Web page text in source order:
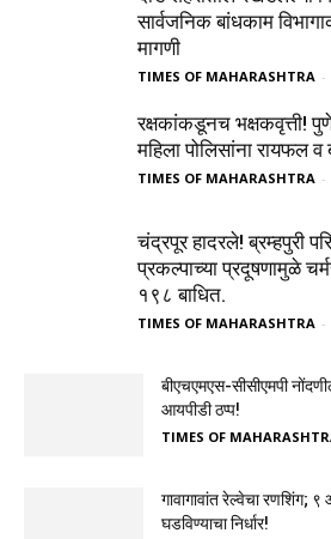
सार्वजनिक बांधकाम
मागणी
TIMES OF MAHARASHTRA -
रक्षकांकडूनच भक्षकवृत्ती!
महिला पोलिसांना रायफल
TIMES OF MAHARASHTRA -
चंद्रपूर हादरले! ब्रम्हपुरी
प्रकल्पाच्या प्रदूषणामुळे
१९८ बाधित.
TIMES OF MAHARASHTRA -
बीएचएमएस-सीसीएमपी
आयपीडी ठप्प!
TIMES OF
गावागावांत रेल्वेचा रणशिंग;
घडविण्याचा निर्धार!